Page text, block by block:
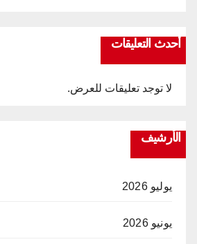
أحدث التعليقات
لا توجد تعليقات للعرض.
الأرشيف
يوليو 2026
يونيو 2026